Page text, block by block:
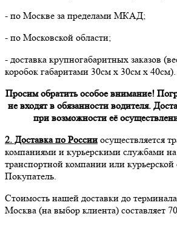
- по Москве за пределами МКАД;
- по Московской области;
- доставка крупногабаритных заказов
коробок габаритами 30см х 30см х 40см).
Просим обратить особое внимание!
не входят в обязанности водителя.
при возможности её
2. Доставка по России осуществляется
компаниями и курьерскими службами
транспортной компании или
Покупатель.
Стоимость нашей доставки до
Москва (на выбор клиента) составляет